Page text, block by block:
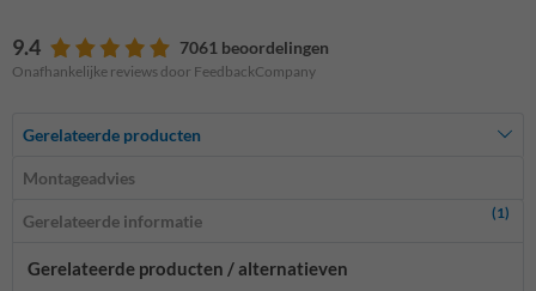
9.4 7061 beoordelingen
Onafhankelijke reviews door FeedbackCompany
Gerelateerde producten
Montageadvies
Gerelateerde informatie (1)
Gerelateerde producten / alternatieven